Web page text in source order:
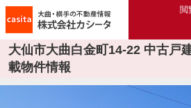
閲
大仙市大曲白金町14-22 中古戸
載物件情報